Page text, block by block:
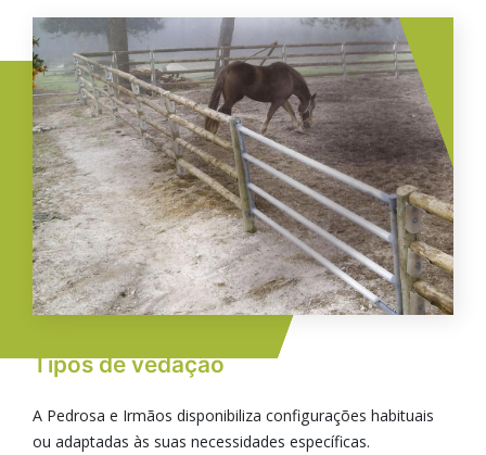
Imagem
Tipos de vedação
A Pedrosa e Irmãos disponibiliza configurações habituais
ou adaptadas às suas necessidades específicas.